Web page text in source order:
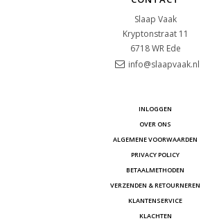
Slaap Vaak
Kryptonstraat 11
6718 WR Ede
info@slaapvaak.nl
INLOGGEN
OVER ONS
ALGEMENE VOORWAARDEN
PRIVACY POLICY
BETAALMETHODEN
VERZENDEN & RETOURNEREN
KLANTENSERVICE
KLACHTEN